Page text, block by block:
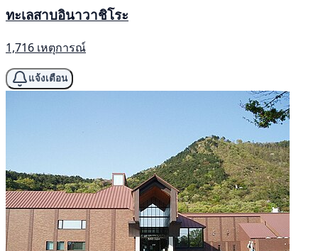
ทะเลสาบอินาวาชิโระ
1,716 เหตุการณ์
แจ้งเตือน